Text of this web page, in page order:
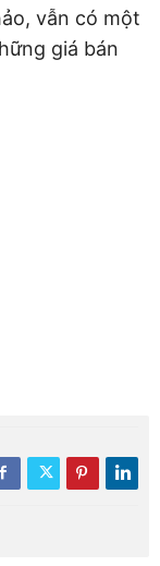
vẫn có một
giá bán